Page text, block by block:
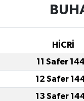
HİCRİ
11 Safer
12 Safer
13 Safer